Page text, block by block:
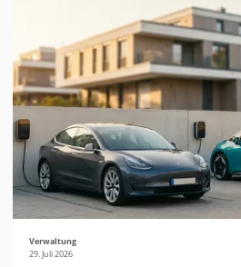
Verwaltung
29. Juli 2026